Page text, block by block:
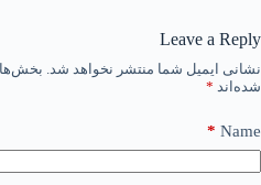
Leave a Reply
نشانی ایمیل شما منتشر نخواهد شد.
شده‌اند *
Name
*